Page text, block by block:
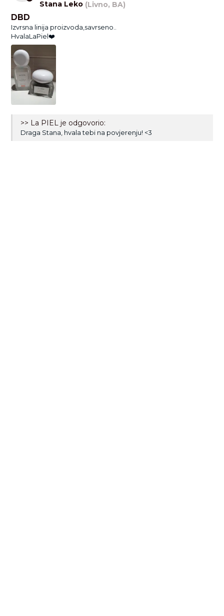
Stana Leko (Livno, BA)
DBD
Izvrsna linija proizvoda,savrseno..
HvalaLaPiel❤️
>> La PIEL je odgovorio:
Draga Stana, hvala tebi na povjerenju! <3